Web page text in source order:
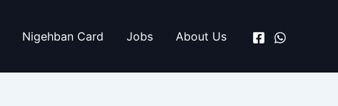
Nigehban Card Jobs About Us